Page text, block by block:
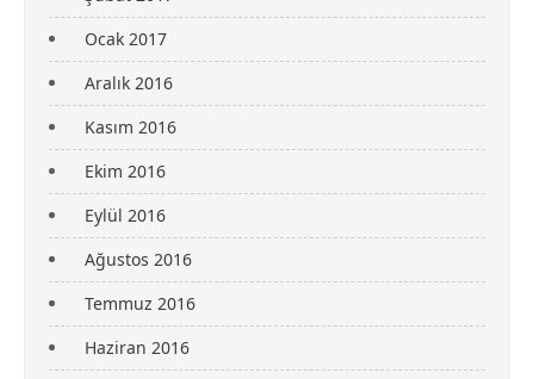
Ocak 2017
Aralık 2016
Kasım 2016
Ekim 2016
Eylül 2016
Ağustos 2016
Temmuz 2016
Haziran 2016